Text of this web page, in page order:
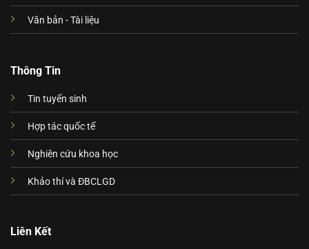
Văn bản - Tài liệu
Thông Tin
Tin tuyển sinh
Hợp tác quốc tế
Nghiên cứu khoa học
Khảo thí và ĐBCLGD
Liên Kết